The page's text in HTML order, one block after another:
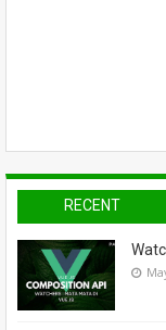
RECENT